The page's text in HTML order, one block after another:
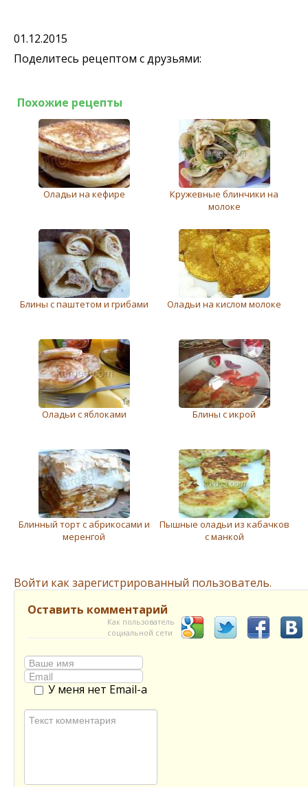
01.12.2015
Поделитесь рецептом с друзьями:
Похожие рецепты
Оладьи на кефире
Кружевные блинчики на
молоке
Блины с паштетом и грибами Оладьи на кислом молоке
Оладьи с яблоками Блины с икрой
Блинный торт с абрикосами и
меренгой
Пышные оладьи из кабачков
с манкой
Войти как зарегистрированный пользователь.
Оставить комментарий
Как пользователь
социальной сети
У меня нет Email-а